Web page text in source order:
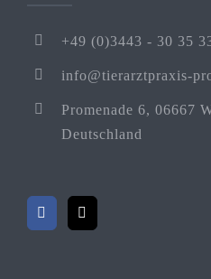
+49 (0)3443 - 30 35
info@tierarztpraxis-
Promenade 6, 06667
Deutschland